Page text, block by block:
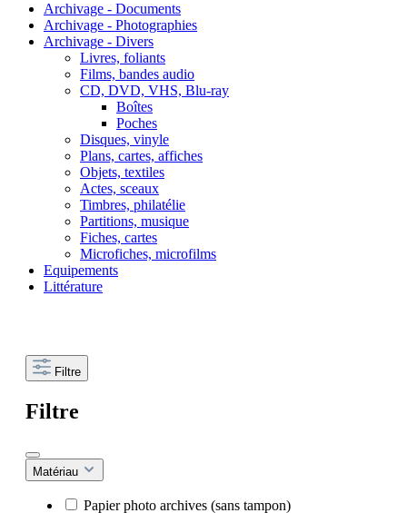
Archivage - Documents
Archivage - Photographies
Archivage - Divers
Livres, foliants
Films, bandes audio
CD, DVD, VHS, Blu-ray
Boîtes
Poches
Disques, vinyle
Plans, cartes, affiches
Objets, textiles
Actes, sceaux
Timbres, philatélie
Partitions, musique
Fiches, cartes
Microfiches, microfilms
Equipements
Littérature
Filtre
Filtre
Matériau
Papier photo archives (sans tampon)